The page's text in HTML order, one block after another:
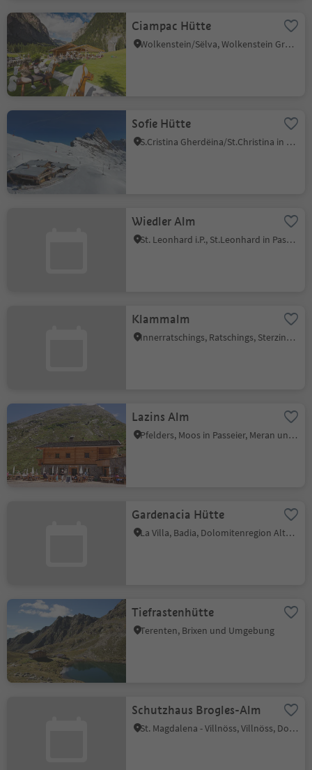
Ciampac Hütte
Wolkenstein/Sëlva, Wolkenstein Gröden, Dolomitenregion Gröden
Sofie Hütte
S.Cristina Gherdëina/St.Christina in Gröden, St.Christina in Gröden, Dolomitenregion Gröden
Wiedler Alm
St. Leonhard i.P., St.Leonhard in Passeier, Meran und Umgebung
Klammalm
Innerratschings, Ratschings, Sterzing und Umgebung
Lazins Alm
Pfelders, Moos in Passeier, Meran und Umgebung
Gardenacia Hütte
La Villa, Badia, Dolomitenregion Alta Badia
Tiefrastenhütte
Terenten, Brixen und Umgebung
Schutzhaus Brogles-Alm
St. Magdalena - Villnöss, Villnöss, Dolomitenregion Lüsen Villnöss